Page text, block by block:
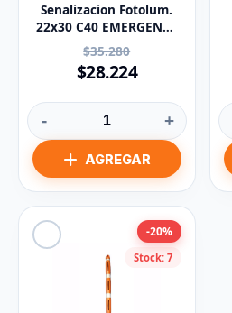
Senalizacion Fotolum.
22x30 C40 EMERGENCY
STRETCHER
$35.280
$28.224
- +
Stock: 7
-20%